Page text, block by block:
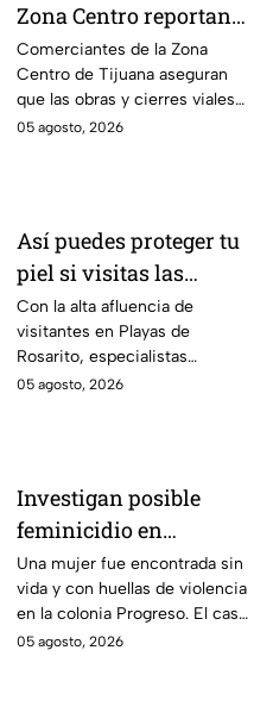
Zona Centro reportan
caída de hasta 40% por
obras en avenida
Revolución
Comerciantes de la Zona
Centro de Tijuana aseguran
que las obras y cierres viales
en la avenida Revolución han
05 agosto, 2026
Así puedes proteger tu
piel si visitas las
playas de Rosarito
durante el verano
Con la alta afluencia de
visitantes en Playas de
Rosarito, especialistas
recomiendan reaplicar
05 agosto, 2026
Investigan posible
feminicidio en
Mexicali; hallan a una
mujer sin vida con
huellas de violencia
Una mujer fue encontrada sin
vida y con huellas de violencia
en la colonia Progreso. El caso
es investigado como un
05 agosto, 2026